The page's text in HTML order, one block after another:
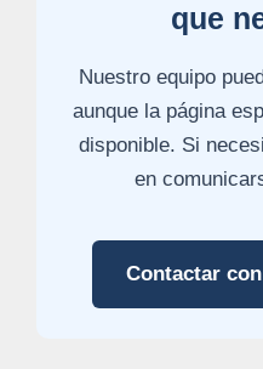
que
Nuestro equipo
aunque la página
disponible. Si
en
Contactar